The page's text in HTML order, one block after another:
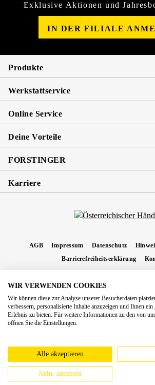
Exklusive Aktionen und
IN DER FILIALE
Produkte
Werkstattservice
Online Service
Deine Vorteile
FORSTINGER
Karriere
AGB Impressum Datenschutz
Barrierefreiheitserklärung
Nachnahmegebühren, wenn nicht anders
Copyright 2026 Forstinger Österreich
Königstetter Straße 128 - 134/OG3,
europäschen Online-Streitbeilegungs-Plattform hinzuweisen:
WIR VERWENDEN COOKIES
Wir können diese zur Analyse unserer Besucherdaten
verbessern, personalisierte Inhalte anzuzeigen und Ihnen
Erlebnis zu bieten. Für weitere Informationen zu den von
öffnen Sie die Einstellungen.
Alle akzeptieren
Nein, anpassen